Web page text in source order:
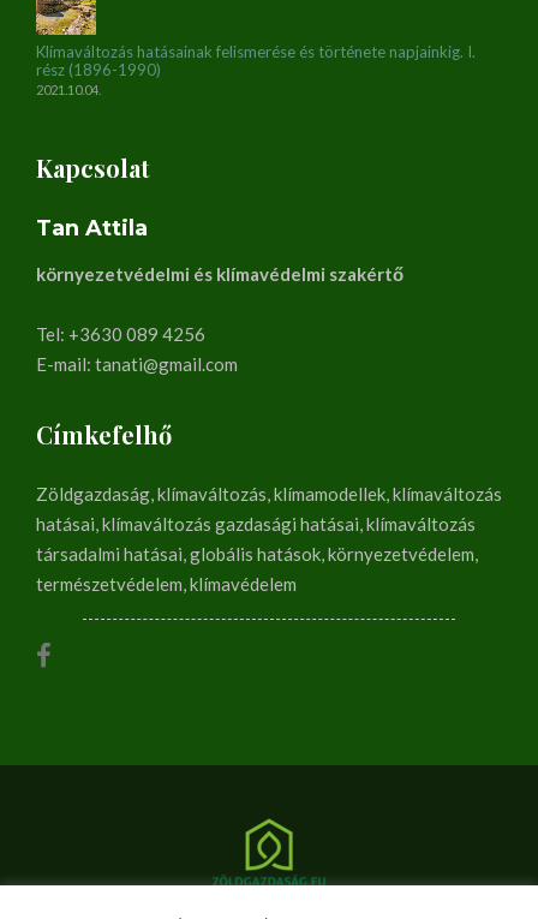
Klímaváltozás hatásainak felismerése és története napjainkig. I.
rész (1896-1990)
2021.10.04.
Kapcsolat
Tan Attila
környezetvédelmi és klímavédelmi szakértő
Tel: +3630 089 4256
E-mail: tanati@gmail.com
Címkefelhő
Zöldgazdaság, klímaváltozás, klímamodellek, klímaváltozás
hatásai, klímaváltozás gazdasági hatásai, klímaváltozás
társadalmi hatásai, globális hatások, környezetvédelem,
természetvédelem, klímavédelem